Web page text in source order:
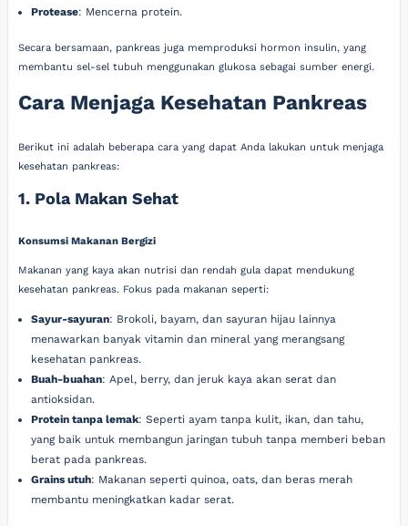
Protease: Mencerna protein.
Secara bersamaan, pankreas juga memproduksi hormon insulin, yang
membantu sel-sel tubuh menggunakan glukosa sebagai sumber energi.
Cara Menjaga Kesehatan Pankreas
Berikut ini adalah beberapa cara yang dapat Anda lakukan untuk menjaga
kesehatan pankreas:
1. Pola Makan Sehat
Konsumsi Makanan Bergizi
Makanan yang kaya akan nutrisi dan rendah gula dapat mendukung
kesehatan pankreas. Fokus pada makanan seperti:
Sayur-sayuran: Brokoli, bayam, dan sayuran hijau lainnya
menawarkan banyak vitamin dan mineral yang merangsang
kesehatan pankreas.
Buah-buahan: Apel, berry, dan jeruk kaya akan serat dan
antioksidan.
Protein tanpa lemak: Seperti ayam tanpa kulit, ikan, dan tahu,
yang baik untuk membangun jaringan tubuh tanpa memberi beban
berat pada pankreas.
Grains utuh: Makanan seperti quinoa, oats, dan beras merah
membantu meningkatkan kadar serat.